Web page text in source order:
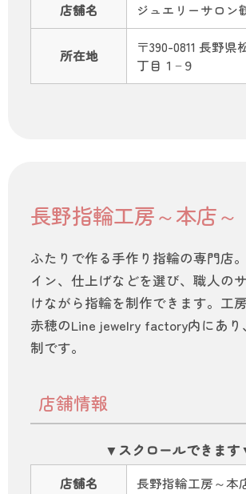
店舗名 ジュエリーサロン
所在地
〒390-0811 長野県
丁目１−９
長野指輪工房～本店～
ふたりで作る手作り指輪の専門店
イン、仕上げなどを選び、職人の
けながら指輪を制作できます。工
赤穂のLine jewelry factory内にあ
制です。
店舗情報
店舗名 長野指輪工房～本